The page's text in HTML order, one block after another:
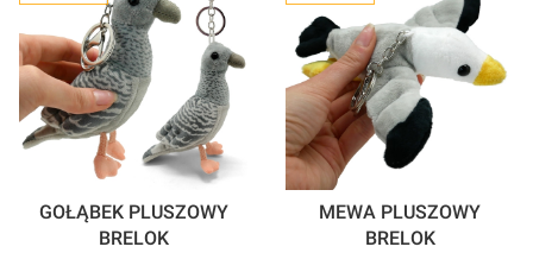
GOŁĄBEK PLUSZOWY
BRELOK
MEWA PLUSZOWY
BRELOK